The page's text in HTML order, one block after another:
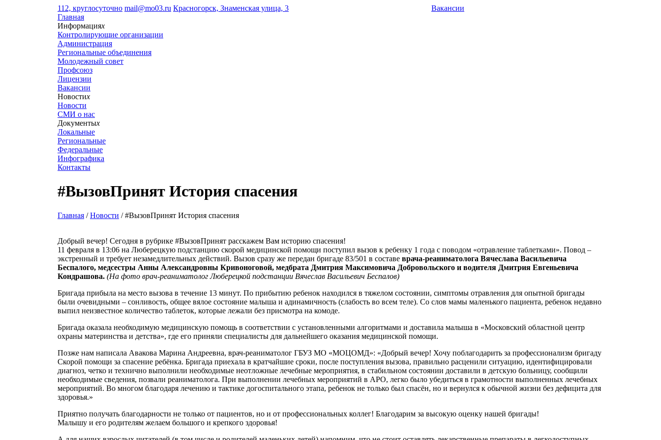
112, круглосуточно mail@mo03.ru Красногорск, Знаменская улица, 3
Вакансии
Главная
Информацияx
Контролирующие организации
Администрация
Региональные объединения
Молодежный совет
Профсоюз
Лицензии
Вакансии
Новостиx
Новости
СМИ о нас
Документыx
Локальные
Региональные
Федеральные
Инфографика
Контакты
#ВызовПринят История спасения
Главная /Новости / #ВызовПринят История спасения
Добрый вечер! Сегодня в рубрике #ВызовПринят расскажем Вам историю спасения!
11 февраля в 13:06 на Люберецкую подстанцию скорой медицинской помощи поступил вызов к ребенку 1 года с поводом «отравление таблетками». Повод –
экстренный и требует незамедлительных действий. Вызов сразу же передан бригаде 83/501 в составе врача-реаниматолога Вячеслава Васильевича
Беспалого, медсестры Анны Александровны Кривоноговой, медбрата Дмитрия Максимовича Добровольского и водителя Дмитрия Евгеньевича
Кондрашова. (На фото врач-реаниматолог Люберецкой подстанции Вячеслав Васильевич Беспалов)
Бригада прибыла на место вызова в течение 13 минут. По прибытию ребенок находился в тяжелом состоянии, симптомы отравления для опытной бригады
были очевидными – сонливость, общее вялое состояние малыша и адинамичность (слабость во всем теле). Со слов мамы маленького пациента, ребенок недавно
выпил неизвестное количество таблеток, которые лежали без присмотра на комоде.
Бригада оказала необходимую медицинскую помощь в соответствии с установленными алгоритмами и доставила малыша в «Московский областной центр
охраны материнства и детства», где его приняли специалисты для дальнейшего оказания медицинской помощи.
Позже нам написала Авакова Марина Андреевна, врач-реаниматолог ГБУЗ МО «МОЦОМД»: «Добрый вечер! Хочу поблагодарить за профессионализм бригаду
Скорой помощи за спасение ребёнка. Бригада приехала в кратчайшие сроки, после поступления вызова, правильно расценили ситуацию, идентифицировали
диагноз, четко и технично выполнили необходимые неотложные лечебные мероприятия, в стабильном состоянии доставили в детскую больницу, сообщили
необходимые сведения, позвали реаниматолога. При выполнении лечебных мероприятий в АРО, легко было убедиться в грамотности выполненных лечебных
мероприятий. Во многом благодаря лечению и тактике догоспитального этапа, ребенок не только был спасён, но и вернулся к обычной жизни без дефицита для
здоровья.»
Приятно получать благодарности не только от пациентов, но и от профессиональных коллег! Благодарим за высокую оценку нашей бригады!
Малышу и его родителям желаем большого и крепкого здоровья!